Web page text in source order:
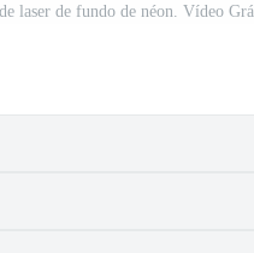
laser de fundo de néon. Vídeo